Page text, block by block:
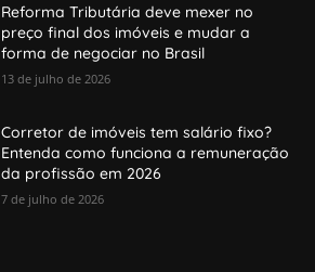
Reforma Tributária deve mexer no
preço final dos imóveis e mudar a
forma de negociar no Brasil
13 de julho de 2026
Corretor de imóveis tem salário fixo?
Entenda como funciona a remuneração
da profissão em 2026
7 de julho de 2026